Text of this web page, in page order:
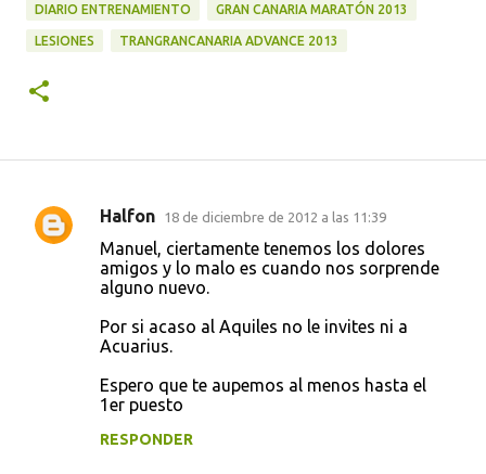
DIARIO ENTRENAMIENTO GRAN CANARIA MARATÓN 2013
LESIONES TRANGRANCANARIA ADVANCE 2013
C
Halfon 18 de diciembre de 2012 a las 11:39
Manuel, ciertamente tenemos los dolores
amigos y lo malo es cuando nos sorprende
alguno nuevo.
Por si acaso al Aquiles no le invites ni a
Acuarius.
Espero que te aupemos al menos hasta el
1er puesto
RESPONDER